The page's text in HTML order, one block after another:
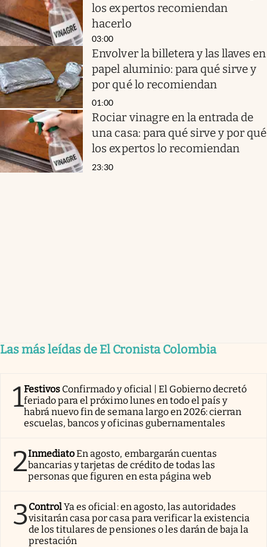
los expertos recomiendan
hacerlo
03:00
Envolver la billetera y las llaves en
papel aluminio: para qué sirve y
por qué lo recomiendan
01:00
Rociar vinagre en la entrada de
una casa: para qué sirve y por qué
los expertos lo recomiendan
23:30
Las más leídas de El Cronista Colombia
1Festivos Confirmado y oficial | El Gobierno decretó
feriado para el próximo lunes en todo el país y
habrá nuevo fin de semana largo en 2026: cierran
escuelas, bancos y oficinas gubernamentales
2InmediatoEn agosto, embargarán cuentas
bancarias y tarjetas de crédito de todas las
personas que figuren en esta página web
3ControlYa es oficial: en agosto, las autoridades
visitarán casa por casa para verificar la existencia
de los titulares de pensiones o les darán de baja la
prestación